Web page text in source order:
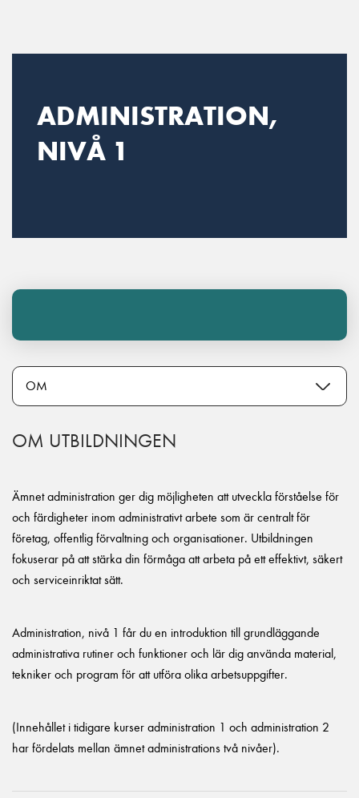
ADMINISTRATION,
NIVÅ 1
OM UTBILDNINGEN
Ämnet administration ger dig möjligheten att utveckla förståelse för
och färdigheter inom administrativt arbete som är centralt för
företag, offentlig förvaltning och organisationer. Utbildningen
fokuserar på att stärka din förmåga att arbeta på ett effektivt, säkert
och serviceinriktat sätt.
Administration, nivå 1 får du en introduktion till grundläggande
administrativa rutiner och funktioner och lär dig använda material,
tekniker och program för att utföra olika arbetsuppgifter.
(Innehållet i tidigare kurser administration 1 och administration 2
har fördelats mellan ämnet administrations två nivåer).